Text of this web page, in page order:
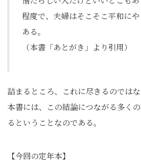
程度で、夫婦はそこそこ平和に
ある。
（本書「あとがき」より引用）
詰まるところ、これに尽きるのでは
本書には、この結論につながる多く
るということなのである。
【今回の定年本】